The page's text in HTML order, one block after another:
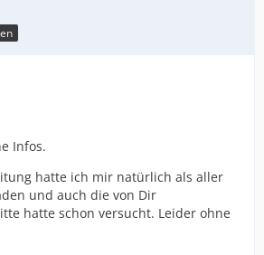
Infos.
hatte ich mir natürlich als aller
und auch die von Dir
hatte schon versucht. Leider ohne